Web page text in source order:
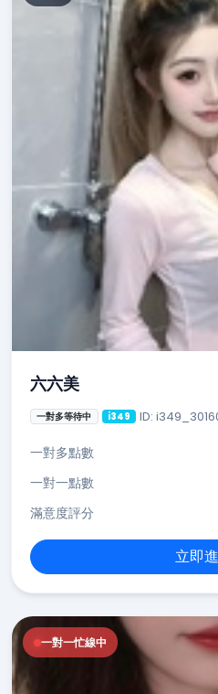
六六美
一對多等待中 i349 ID:
一對多點數
一對一點數
滿意度評分
立即
一對一忙線中